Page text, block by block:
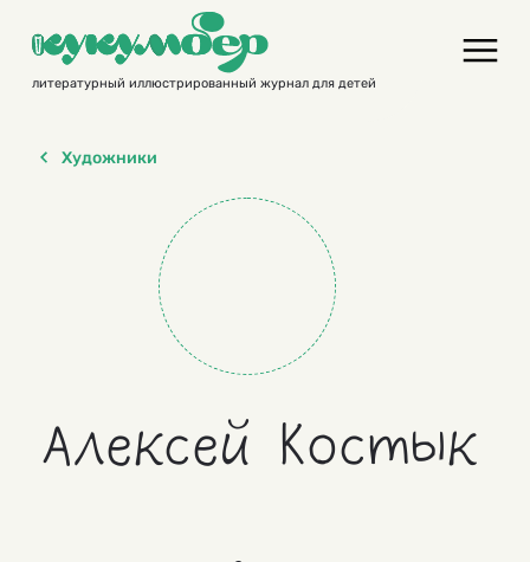
contentлитературный иллюстрированный журнал для детей
Художники
Алексей Костык